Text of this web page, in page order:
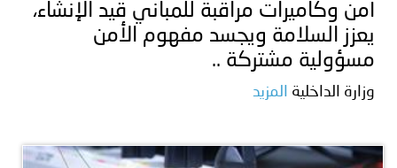
أمن وكاميرات مراقبة للمباني قيد الإنشاء،
يعزز السلامة ويجسد مفهوم الأمن
مسؤولية مشتركة ..
وزارة الداخلية المزيد